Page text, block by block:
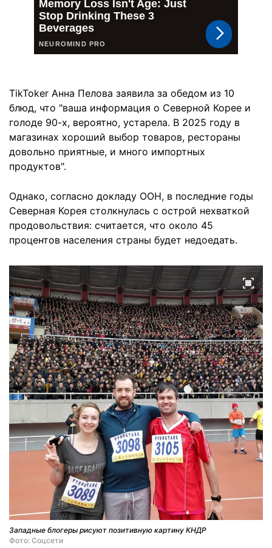
TikToker Анна Пелова заявила за обедом из 10
блюд, что "ваша информация о Северной Корее и
голоде 90-х, вероятно, устарела. В 2025 году в
магазинах хороший выбор товаров, рестораны
довольно приятные, и много импортных
продуктов".
Однако, согласно докладу ООН, в последние годы
Северная Корея столкнулась с острой нехваткой
продовольствия: считается, что около 45
процентов населения страны будет недоедать.
Западные блогеры рисуют позитивную картину КНДР
Фото: Соцсети